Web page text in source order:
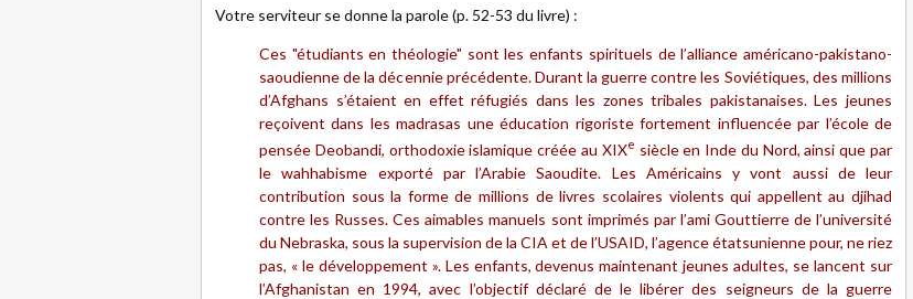
Votre serviteur se donne la parole (p. 52-53 du livre) :
Ces "étudiants en théologie" sont les enfants spirituels de l’alliance américano-pakistano-
saoudienne de la décennie précédente. Durant la guerre contre les Soviétiques, des millions
d’Afghans s’étaient en effet réfugiés dans les zones tribales pakistanaises. Les jeunes
reçoivent dans les madrasas une éducation rigoriste fortement influencée par l’école de
pensée Deobandi, orthodoxie islamique créée au XIXe siècle en Inde du Nord, ainsi que par
le wahhabisme exporté par l’Arabie Saoudite. Les Américains y vont aussi de leur
contribution sous la forme de millions de livres scolaires violents qui appellent au djihad
contre les Russes. Ces aimables manuels sont imprimés par l’ami Gouttierre de l’université
du Nebraska, sous la supervision de la CIA et de l’USAID, l’agence étatsunienne pour, ne riez
pas, « le développement ». Les enfants, devenus maintenant jeunes adultes, se lancent sur
l’Afghanistan en 1994, avec l’objectif déclaré de le libérer des seigneurs de la guerre